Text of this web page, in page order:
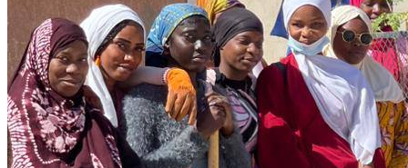
Citoyenneté
20 November 2025